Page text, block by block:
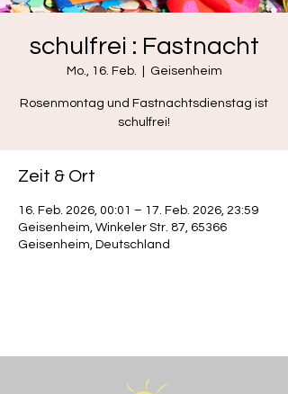
schulfrei : Fastnacht
Mo., 16. Feb. Geisenheim
Rosenmontag und Fastnachtsdienstag ist
schulfrei!
Zeit & Ort
16. Feb. 2026, 00:01 – 17. Feb. 2026, 23:59
Geisenheim, Winkeler Str. 87, 65366
Geisenheim, Deutschland